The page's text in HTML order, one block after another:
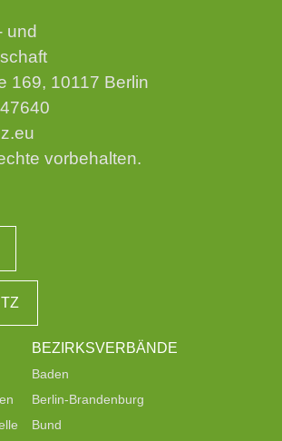
und
169, 10117 Berlin
vorbehalten.
BEZIRKSVERBÄNDE
Baden
Berlin-Brandenburg
Bund